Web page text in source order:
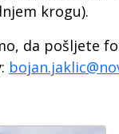
krogu).
da pošljete